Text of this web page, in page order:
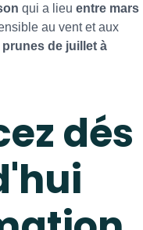
qui a lieu entre mars
au vent et aux
de juillet à
dés